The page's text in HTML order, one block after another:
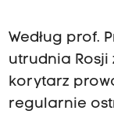
Według prof.
utrudnia Rosji
korytarz
regularnie